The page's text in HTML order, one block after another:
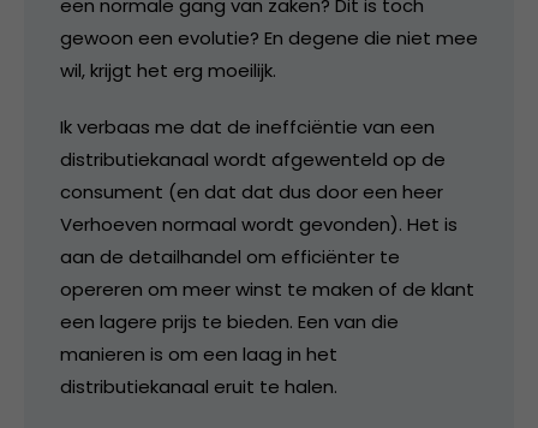
gewoon een evolutie? En degene die niet mee
wil, krijgt het erg moeilijk.
Ik verbaas me dat de ineffciëntie van een
distributiekanaal wordt afgewenteld op de
consument (en dat dat dus door een heer
Verhoeven normaal wordt gevonden). Het is
aan de detailhandel om efficiënter te
opereren om meer winst te maken of de klant
een lagere prijs te bieden. Een van die
manieren is om een laag in het
distributiekanaal eruit te halen.